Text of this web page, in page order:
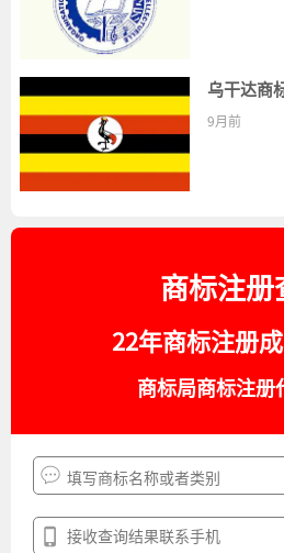
乌干达商
9月前
商标注册
22年商标注册成
商标局商标注册